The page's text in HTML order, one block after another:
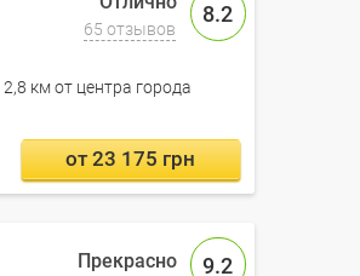
8.2
65 отзывов
км от центра города
от 23 175 грн
9.2